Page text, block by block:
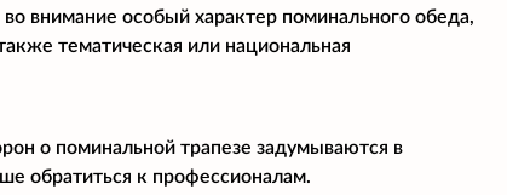
внимание особый характер поминального обеда,
тематическая или национальная
о поминальной трапезе задумываются в
обратиться к профессионалам.